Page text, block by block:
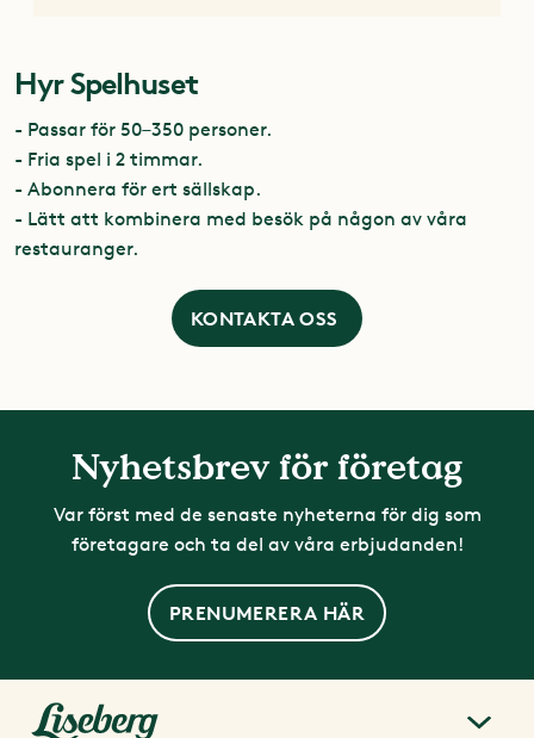
Hyr Spelhuset
- Passar för 50–350 personer.
- Fria spel i 2 timmar.
- Abonnera för ert sällskap.
- Lätt att kombinera med besök på någon av våra
restauranger.
KONTAKTA OSS
Nyhetsbrev för företag
Var först med de senaste nyheterna för dig som
företagare och ta del av våra erbjudanden!
PRENUMERERA HÄR